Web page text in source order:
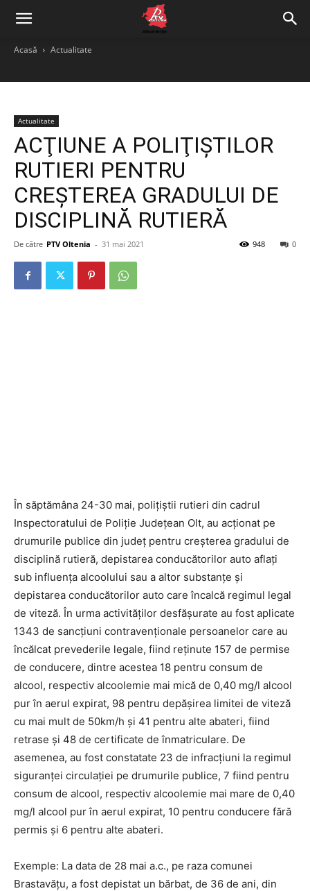
Acasă Actualitate
Actualitate
ACŢIUNE A POLIŢIŞTILOR
RUTIERI PENTRU
CREŞTEREA GRADULUI DE
DISCIPLINĂ RUTIERĂ
De către PTV Oltenia - 31 mai 2021 0
948
În săptămâna 24-30 mai, polițiștii rutieri din cadrul
Inspectoratului de Poliție Județean Olt, au acţionat pe
drumurile publice din judeţ pentru creşterea gradului de
disciplină rutieră, depistarea conducătorilor auto aflaţi
sub influenţa alcoolului sau a altor substanţe şi
depistarea conducătorilor auto care încalcă regimul legal
de viteză. În urma activităţilor desfăşurate au fost aplicate
1343 de sancțiuni contravenționale persoanelor care au
încălcat prevederile legale, fiind reţinute 157 de permise
de conducere, dintre acestea 18 pentru consum de
alcool, respectiv alcoolemie mai mică de 0,40 mg/l alcool
pur în aerul expirat, 98 pentru depăşirea limitei de viteză
cu mai mult de 50km/h şi 41 pentru alte abateri, fiind
retrase şi 48 de certificate de înmatriculare. De
asemenea, au fost constatate 23 de infracţiuni la regimul
siguranţei circulaţiei pe drumurile publice, 7 fiind pentru
consum de alcool, respectiv alcoolemie mai mare de 0,40
mg/l alcool pur în aerul expirat, 10 pentru conducere fără
permis şi 6 pentru alte abateri.
Exemple: La data de 28 mai a.c., pe raza comunei
Brastavăţu, a fost depistat un bărbat, de 36 de ani, din